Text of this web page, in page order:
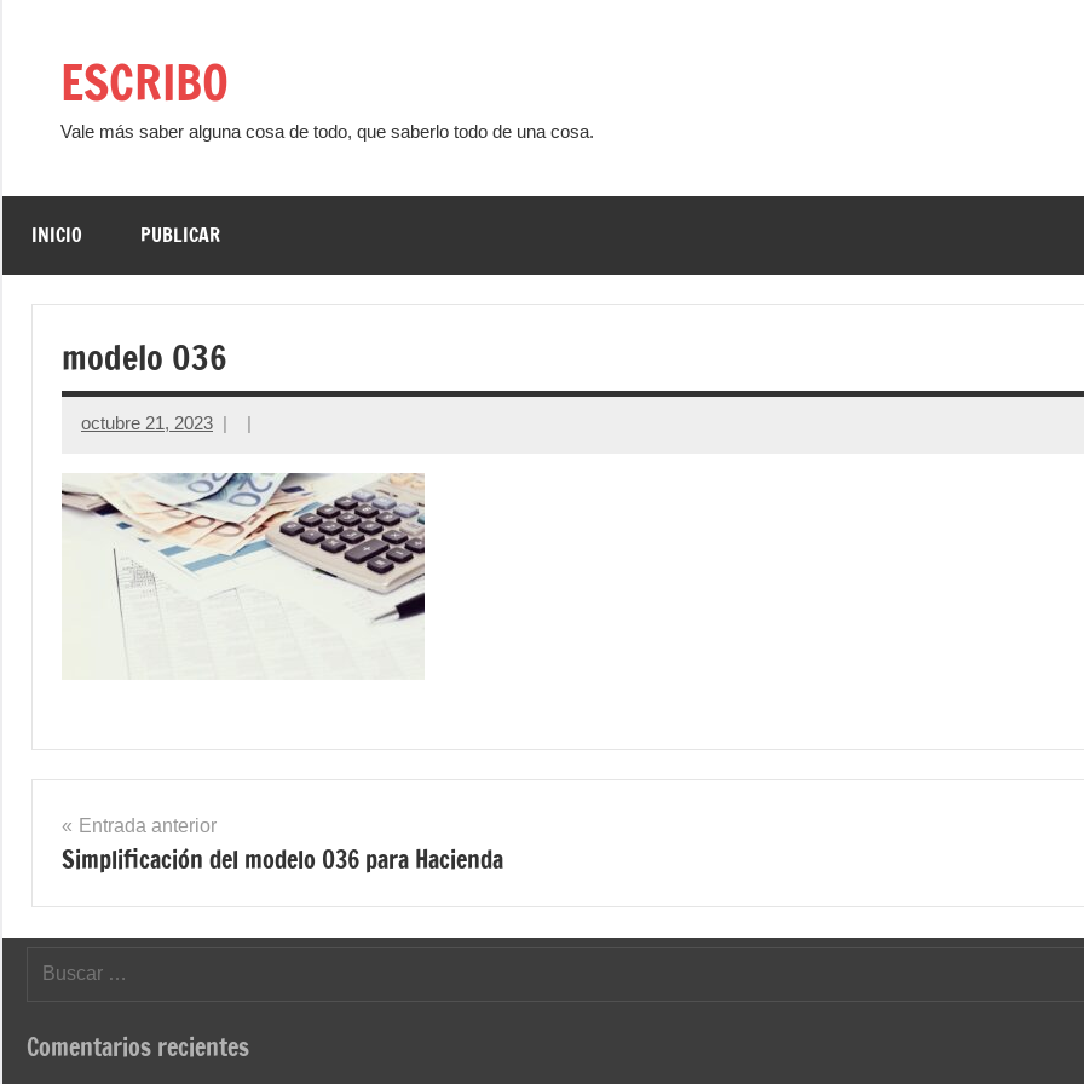
contenidoESCRIBO
Vale más saber alguna cosa de todo, que saberlo todo de una cosa.
INICIO PUBLICAR
modelo 036
octubre 21, 2023
Navegación
de
entradas
Entrada anterior
Simplificación del modelo 036 para Hacienda
Buscar:
Comentarios recientes